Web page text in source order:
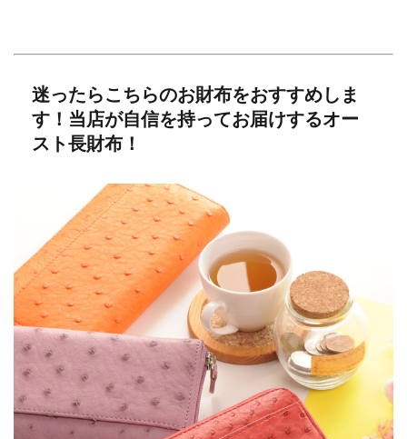
迷ったらこちらのお財布をおすすめしま
す！当店が自信を持ってお届けするオー
スト長財布！